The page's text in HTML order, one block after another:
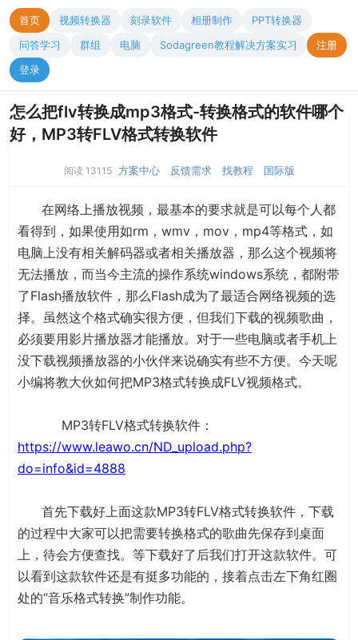
首页 视频转换器 刻录软件 相册制作
PPT转换器
问答学习
群组 电脑 Sodagreen教程解决方案实习
注册
登录
怎么把flv转换成mp3格式-转换格式的软件哪个
好，MP3转FLV格式转换软件
阅读 13115 方案中心 反馈需求 找教程 国际版
在网络上播放视频，最基本的要求就是可以每个人都
看得到，如果使用如rm，wmv，mov，mp4等格式，如
电脑上没有相关解码器或者相关播放器，那么这个视频将
无法播放，而当今主流的操作系统windows系统，都附带
了Flash播放软件，那么Flash成为了最适合网络视频的选
择。虽然这个格式确实很方便，但我们下载的视频歌曲，
必须要用影片播放器才能播放。对于一些电脑或者手机上
没下载视频播放器的小伙伴来说确实有些不方便。今天呢
小编将教大伙如何把MP3格式转换成FLV视频格式。
MP3转FLV格式转换软件：
https://www.leawo.cn/ND_upload.php?
do=info&id=4888
首先下载好上面这款MP3转FLV格式转换软件，下载
的过程中大家可以把需要转换格式的歌曲先保存到桌面
上，待会方便查找。等下载好了后我们打开这款软件。可
以看到这款软件还是有挺多功能的，接着点击左下角红圈
处的“音乐格式转换”制作功能。